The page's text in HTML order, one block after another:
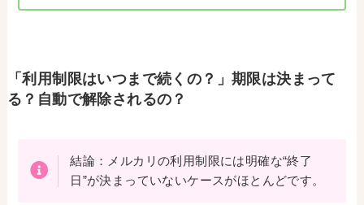
「利用制限はいつまで続くの？」期限は決まって
る？自動で解除されるの？
結論：メルカリの利用制限には明確な“終了
日”が決まっていないケースがほとんどです。